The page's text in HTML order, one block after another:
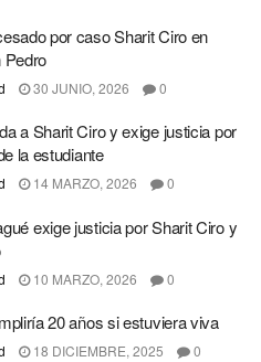
por caso Sharit Ciro en
Pedro
30 JUNIO, 2026 0
a Sharit Ciro y exige justicia por
la estudiante
14 MARZO, 2026 0
exige justicia por Sharit Ciro y
10 MARZO, 2026 0
20 años si estuviera viva
18 DICIEMBRE, 2025 0